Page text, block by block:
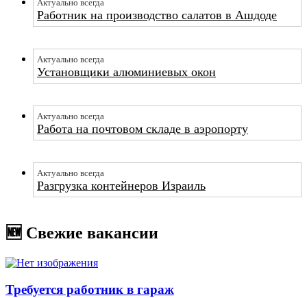
Актуально всегда
Работник на производство салатов в Ашдоде
Актуально всегда
Установщики алюминиевых окон
Актуально всегда
Работа на почтовом складе в аэропорту
Актуально всегда
Разгрузка контейнеров Израиль
🆕 Свежие вакансии
Требуется работник в гараж